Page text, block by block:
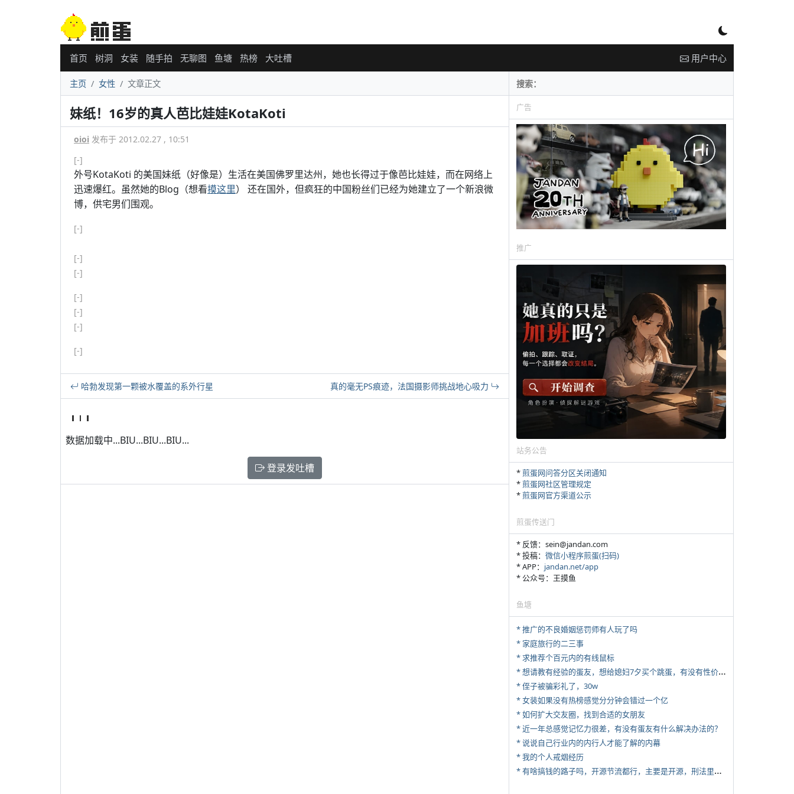
首页 树洞 女装 随手拍 无聊图 鱼塘 热榜 大吐槽 用户中心
主页 女性 文章正文
妹纸！16岁的真人芭比娃娃KotaKoti
oioi 发布于 2012.02.27 , 10:51
[-]
外号KotaKoti 的美国妹纸（好像是）生活在美国佛罗里达州，她也长得过于像芭比娃娃，而在网络上
迅速爆红。虽然她的Blog（想看摸这里） 还在国外，但疯狂的中国粉丝们已经为她建立了一个新浪微
博，供宅男们围观。
[-]
[-]
[-]
[-]
[-]
[-]
[-]
哈勃发现第一颗被水覆盖的系外行星 真的毫无PS痕迹，法国摄影师挑战地心吸力
数据加载中...BIU...BIU...BIU...
登录发吐槽
广告
推广
站务公告
*煎蛋网问答分区关闭通知
*煎蛋网社区管理规定
*煎蛋网官方渠道公示
煎蛋传送门
* 反馈：sein@jandan.com
* 投稿： 微信小程序煎蛋(扫码)
* APP： jandan.net/app
* 公众号：王摸鱼
鱼塘
* 推广的不良婚姻惩罚师有人玩了吗
* 家庭旅行的二三事
* 求推荐个百元内的有线鼠标
*
想请教有经验的蛋友，想给媳妇7夕买个跳蛋，有没有性价比高的推荐
* 侄子被骗彩礼了，30w
* 女装如果没有热榜感觉分分钟会错过一个亿
* 如何扩大交友圈，找到合适的女朋友
* 近一年总感觉记忆力很差，有没有蛋友有什么解决办法的？
* 说说自己行业内的内行人才能了解的内幕
* 我的个人戒烟经历
*
有啥搞钱的路子吗，开源节流都行，主要是开源，刑法里的咱不做